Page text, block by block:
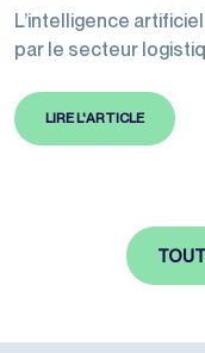
L’intelligence
par le secteur
certains postes.
focalise sur celui
Voici cinq points
LIRE L'ARTICLE